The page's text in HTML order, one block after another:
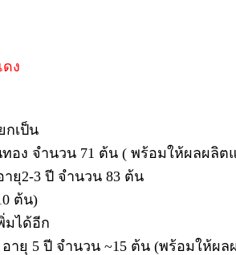
ง
กเป็น
อง จำนวน 71 ต้น ( พร้อมให้ผลผลิต
ยุ2-3 ปี จำนวน 83 ต้น
ต้น)
มได้อีก
อายุ 5 ปี จำนวน ~15 ต้น (พร้อมให้ผ